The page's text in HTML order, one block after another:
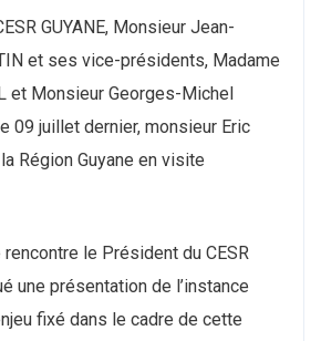
GUYANE, Monsieur Jean-
et ses vice-présidents, Madame
et Monsieur Georges-Michel
09 juillet dernier, monsieur Eric
Région Guyane en visite
le Président du CESR
une présentation de l’instance
fixé dans le cadre de cette